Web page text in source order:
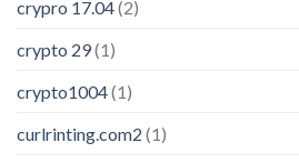
crypro 17.04(2)
crypto 29(1)
crypto1004(1)
curlrinting.com2 (1)